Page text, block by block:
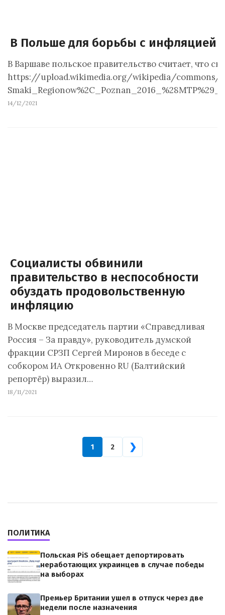
В Польше для борьбы с инфляцией
В Варшаве польское правительство считает,
https://upload.wikimedia.org/wikipedia/commons/
14/12/2021
Социалисты обвинили
правительство в неспособности
обуздать продовольственную
инфляцию
В Москве председатель партии «Справедливая
Россия – За правду», руководитель думской
фракции СРЗП Сергей Миронов в беседе с
собкором ИА Откровенно RU (Балтийский
репортёр) выразил…
18/11/2021
1 2 ❯
ПОЛИТИКА
Польская PiS обещает депортировать
неработающих украинцев в случае победы
на выборах
Премьер Британии ушел в отпуск через две
недели после назначения